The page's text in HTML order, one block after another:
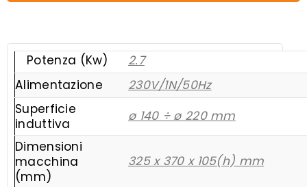
Potenza (Kw)
2.7
Alimentazione
230V/1N/50Hz
Superficie
induttiva
ø 140 ÷ ø 220 mm
Dimensioni
macchina
(mm)
325 x 370 x 105(h) mm